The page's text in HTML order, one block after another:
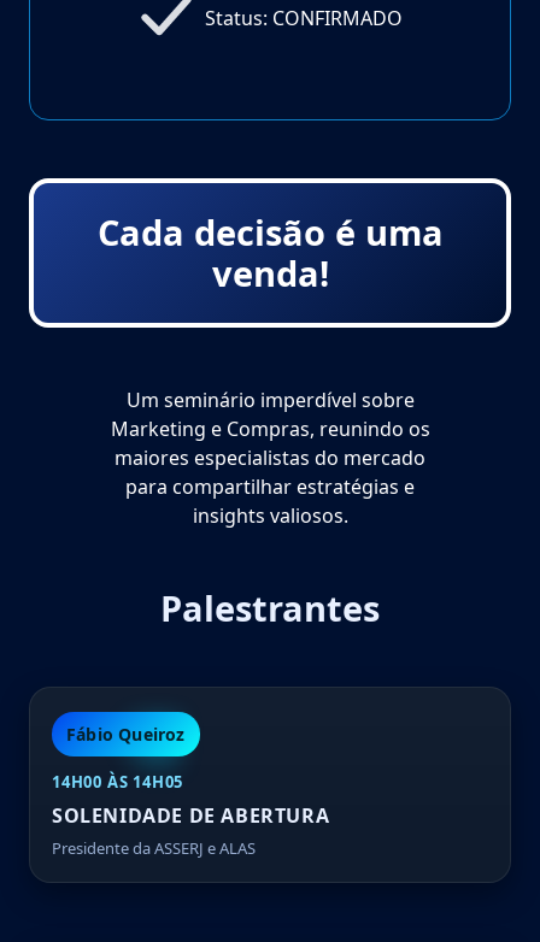
Status: CONFIRMADO
Cada decisão é uma
venda!
Um seminário imperdível sobre
Marketing e Compras, reunindo os
maiores especialistas do mercado
para compartilhar estratégias e
insights valiosos.
Palestrantes
Fábio Queiroz
14H00 ÀS 14H05
SOLENIDADE DE ABERTURA
Presidente da ASSERJ e ALAS